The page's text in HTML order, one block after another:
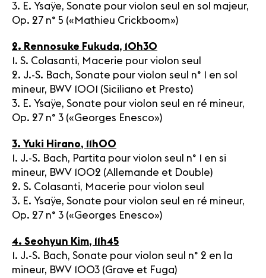
3. E. Ysaÿe, Sonate pour violon seul en sol majeur,
Op. 27 n° 5 («Mathieu Crickboom»)
2. Rennosuke Fukuda, 10h30
1. S. Colasanti, Macerie pour violon seul
2. J.-S. Bach, Sonate pour violon seul n° 1 en sol
mineur, BWV 1001 (Siciliano et Presto)
3. E. Ysaÿe, Sonate pour violon seul en ré mineur,
Op. 27 n° 3 («Georges Enesco»)
3. Yuki Hirano, 11h00
1. J.-S. Bach, Partita pour violon seul n° 1 en si
mineur, BWV 1002 (Allemande et Double)
2. S. Colasanti, Macerie pour violon seul
3. E. Ysaÿe, Sonate pour violon seul en ré mineur,
Op. 27 n° 3 («Georges Enesco»)
4. Seohyun Kim, 11h45
1. J.-S. Bach, Sonate pour violon seul n° 2 en la
mineur, BWV 1003 (Grave et Fuga)